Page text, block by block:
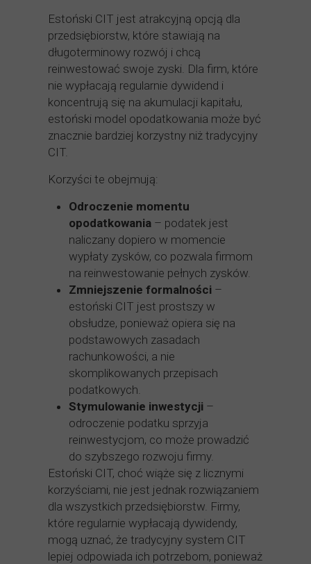
Estoński CIT jest atrakcyjną opcją dla
przedsiębiorstw, które stawiają na
długoterminowy rozwój i chcą
reinwestować swoje zyski. Dla firm, które
nie wypłacają regularnie dywidend i
koncentrują się na akumulacji kapitału,
estoński model opodatkowania może być
znacznie bardziej korzystny niż tradycyjny
CIT.
Korzyści te obejmują:
Odroczenie momentu
opodatkowania – podatek jest
naliczany dopiero w momencie
wypłaty zysków, co pozwala firmom
na reinwestowanie pełnych zysków.
Zmniejszenie formalności –
estoński CIT jest prostszy w
obsłudze, ponieważ opiera się na
podstawowych zasadach
rachunkowości, a nie
skomplikowanych przepisach
podatkowych.
Stymulowanie inwestycji –
odroczenie podatku sprzyja
reinwestycjom, co może prowadzić
do szybszego rozwoju firmy.
Estoński CIT, choć wiąże się z licznymi
korzyściami, nie jest jednak rozwiązaniem
dla wszystkich przedsiębiorstw. Firmy,
które regularnie wypłacają dywidendy,
mogą uznać, że tradycyjny system CIT
lepiej odpowiada ich potrzebom, ponieważ